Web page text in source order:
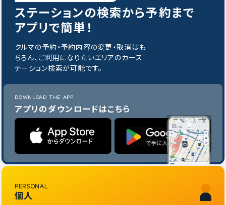
ステーションの検索から予約まで
アプリで簡単！
クルマの予約・予約内容の変更・取消はも
ちろん、ご利用になりたいエリアのカース
テーション検索が可能です。
DOWNLOAD THE APP
アプリのダウンロードはこちら
PERSONAL
個人